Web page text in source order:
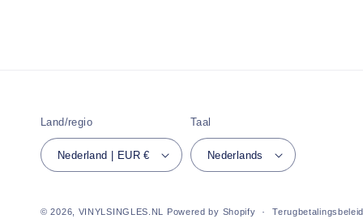
Land/regio
Nederland | EUR €
Taal
Nederlands
© 2026, VINYLSINGLES.NL Powered by Shopify